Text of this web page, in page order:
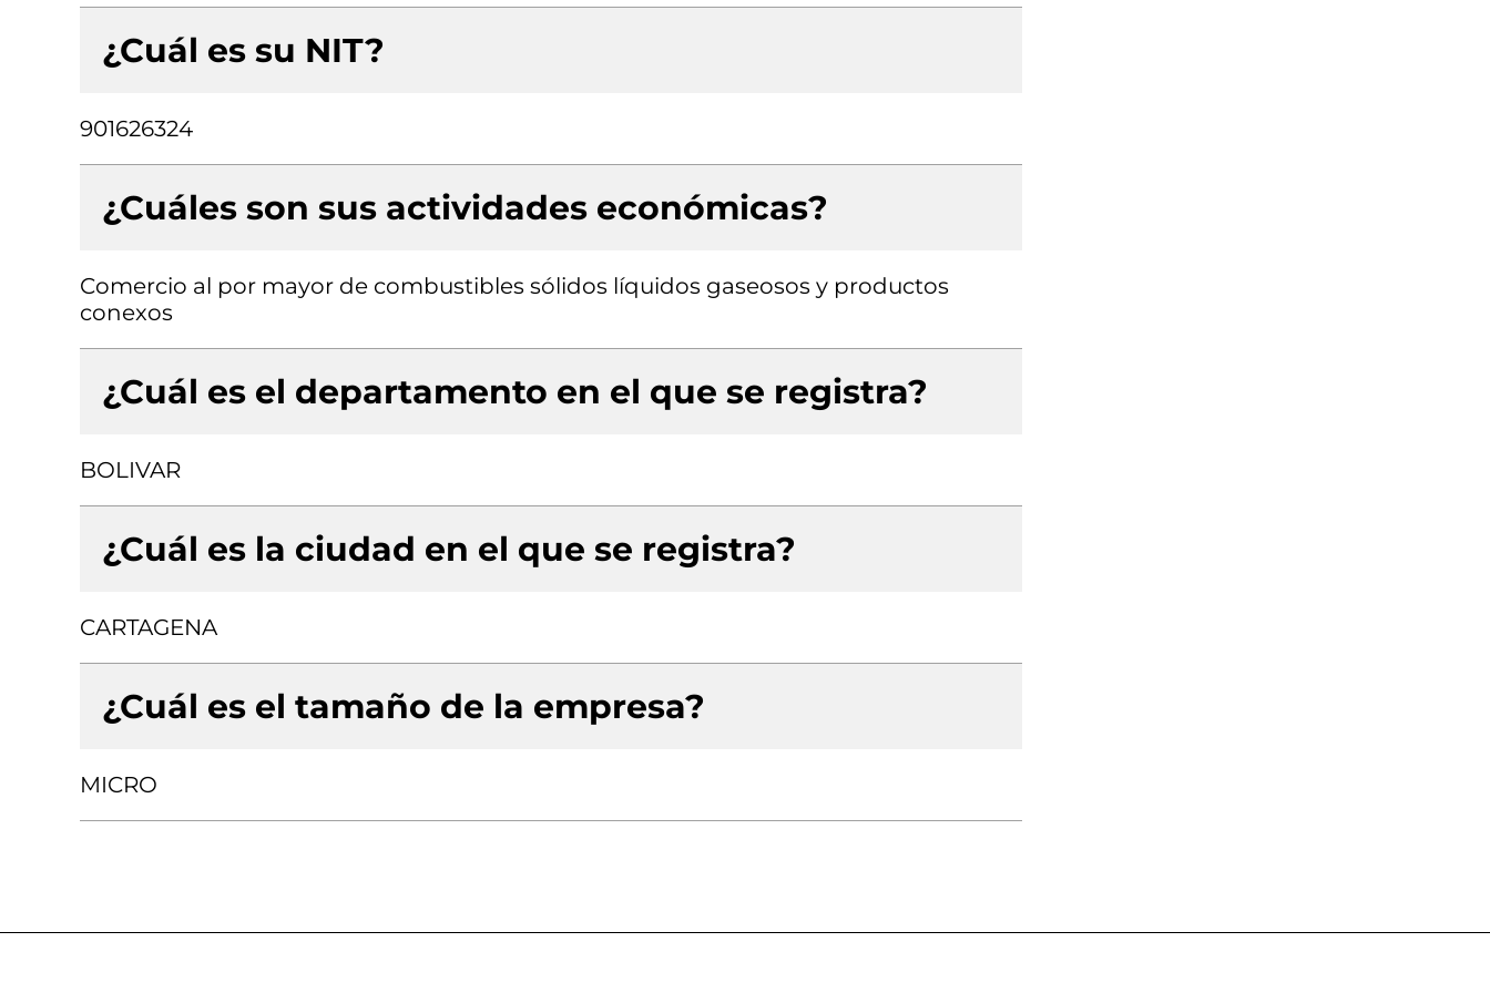
¿Cuál es su NIT?
901626324
¿Cuáles son sus actividades económicas?
Comercio al por mayor de combustibles sólidos líquidos gaseosos y productos
conexos
¿Cuál es el departamento en el que se registra?
BOLIVAR
¿Cuál es la ciudad en el que se registra?
CARTAGENA
¿Cuál es el tamaño de la empresa?
MICRO